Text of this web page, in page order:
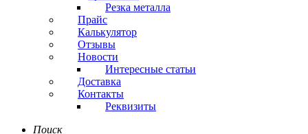
Резка металла
Прайс
Калькулятор
Отзывы
Новости
Интересные статьи
Доставка
Контакты
Реквизиты
Поиск